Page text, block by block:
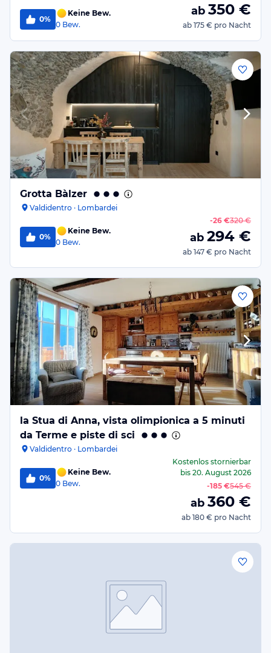
0%
Keine Bew.
0 Bew.
ab 350 €
ab 175 € pro Nacht
Grotta Bàlzer
Valdidentro · Lombardei
0%
Keine Bew.
0 Bew.
-26 €320 €
ab 294 €
ab 147 € pro Nacht
la Stua di Anna, vista olimpionica a 5 minuti
da Terme e piste di sci
Valdidentro · Lombardei
0%
Keine Bew.
0 Bew.
Kostenlos stornierbar
bis 20. August 2026
-185 €545 €
ab 360 €
ab 180 € pro Nacht